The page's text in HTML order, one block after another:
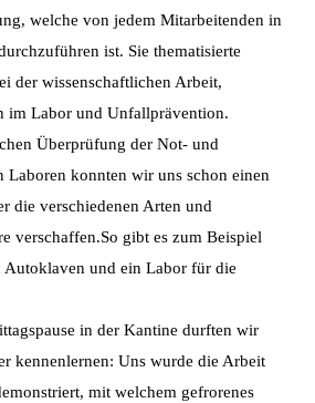
welche von jedem Mitarbeitenden in
ist. Sie thematisierte
der wissenschaftlichen Arbeit,
im Labor und Unfallprävention.
Überprüfung der Not- und
Laboren konnten wir uns schon einen
die verschiedenen Arten und
verschaffen.So gibt es zum Beispiel
und ein Labor für die
in der Kantine durften wir
kennenlernen: Uns wurde die Arbeit
mit welchem gefrorenes